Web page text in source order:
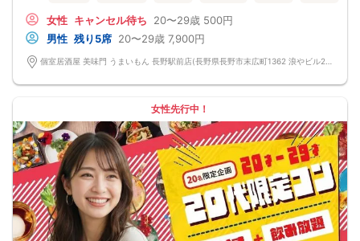
女性 キャンセル待ち 20〜29歳 500円
男性 残り5席 20〜29歳 7,900円
女性先行中！